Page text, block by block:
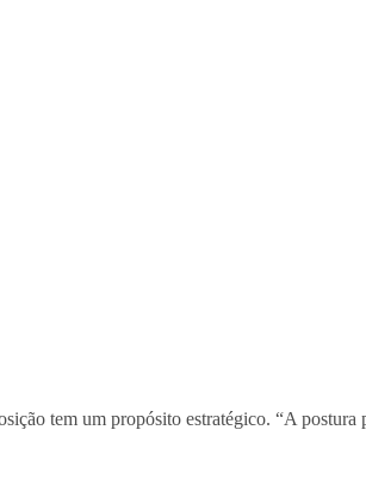
tem um propósito estratégico. “A postura